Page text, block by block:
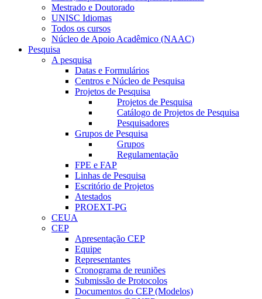
Mestrado e Doutorado
UNISC Idiomas
Todos os cursos
Núcleo de Apoio Acadêmico (NAAC)
Pesquisa
A pesquisa
Datas e Formulários
Centros e Núcleo de Pesquisa
Projetos de Pesquisa
Projetos de Pesquisa
Catálogo de Projetos de Pesquisa
Pesquisadores
Grupos de Pesquisa
Grupos
Regulamentação
FPE e FAP
Linhas de Pesquisa
Escritório de Projetos
Atestados
PROEXT-PG
CEUA
CEP
Apresentação CEP
Equipe
Representantes
Cronograma de reuniões
Submissão de Protocolos
Documentos do CEP (Modelos)